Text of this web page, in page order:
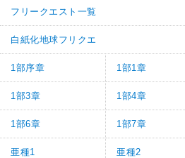
フリークエスト一覧
白紙化地球フリクエ
1部序章 1部1章
1部3章 1部4章
1部6章 1部7章
亜種1 亜種2